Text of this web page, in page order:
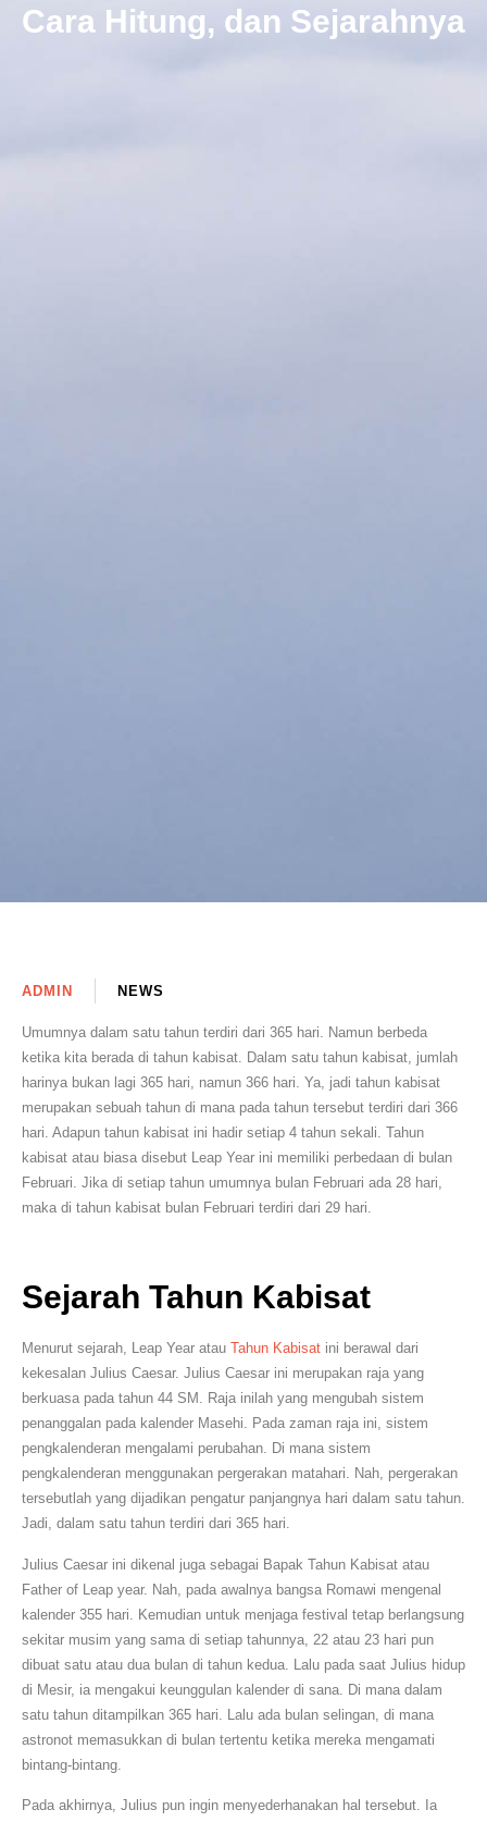
Cara Hitung, dan Sejarahnya
ADMIN NEWS
Umumnya dalam satu tahun terdiri dari 365 hari. Namun berbeda
ketika kita berada di tahun kabisat. Dalam satu tahun kabisat, jumlah
harinya bukan lagi 365 hari, namun 366 hari. Ya, jadi tahun kabisat
merupakan sebuah tahun di mana pada tahun tersebut terdiri dari 366
hari. Adapun tahun kabisat ini hadir setiap 4 tahun sekali. Tahun
kabisat atau biasa disebut Leap Year ini memiliki perbedaan di bulan
Februari. Jika di setiap tahun umumnya bulan Februari ada 28 hari,
maka di tahun kabisat bulan Februari terdiri dari 29 hari.
Sejarah Tahun Kabisat
Menurut sejarah, Leap Year atau Tahun Kabisat ini berawal dari
kekesalan Julius Caesar. Julius Caesar ini merupakan raja yang
berkuasa pada tahun 44 SM. Raja inilah yang mengubah sistem
penanggalan pada kalender Masehi. Pada zaman raja ini, sistem
pengkalenderan mengalami perubahan. Di mana sistem
pengkalenderan menggunakan pergerakan matahari. Nah, pergerakan
tersebutlah yang dijadikan pengatur panjangnya hari dalam satu tahun.
Jadi, dalam satu tahun terdiri dari 365 hari.
Julius Caesar ini dikenal juga sebagai Bapak Tahun Kabisat atau
Father of Leap year. Nah, pada awalnya bangsa Romawi mengenal
kalender 355 hari. Kemudian untuk menjaga festival tetap berlangsung
sekitar musim yang sama di setiap tahunnya, 22 atau 23 hari pun
dibuat satu atau dua bulan di tahun kedua. Lalu pada saat Julius hidup
di Mesir, ia mengakui keunggulan kalender di sana. Di mana dalam
satu tahun ditampilkan 365 hari. Lalu ada bulan selingan, di mana
astronot memasukkan di bulan tertentu ketika mereka mengamati
bintang-bintang.
Pada akhirnya, Julius pun ingin menyederhanakan hal tersebut. Ia